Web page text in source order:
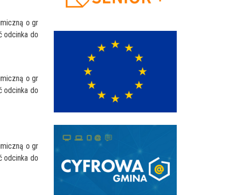
o gr
odcinka do
o gr
odcinka do
o gr
odcinka do